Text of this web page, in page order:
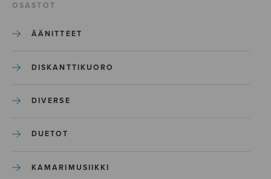
OSASTOT
ÄÄNITTEET
DISKANTTIKUORO
DIVERSE
DUETOT
KAMARIMUSIIKKI